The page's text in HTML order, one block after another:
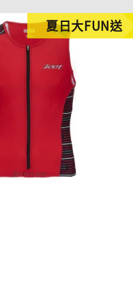
夏日大FUN送